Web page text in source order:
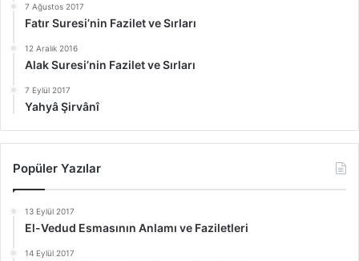
7 Ağustos 2017
Fatır Suresi’nin Fazilet ve Sırları
12 Aralık 2016
Alak Suresi’nin Fazilet ve Sırları
7 Eylül 2017
Yahyâ Şirvânî
Popüler Yazılar
13 Eylül 2017
El-Vedud Esmasının Anlamı ve Faziletleri
14 Eylül 2017